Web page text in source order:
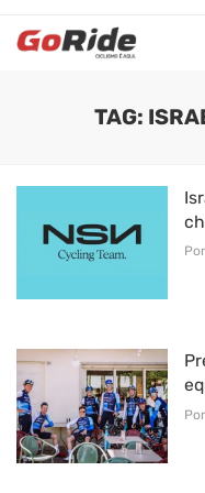
TAG:
Por
Por